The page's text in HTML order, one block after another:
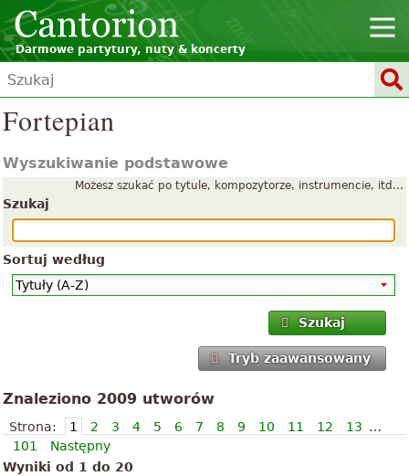
Darmowe partytury, nuty & koncerty
Fortepian
Wyszukiwanie podstawowe
Możesz szukać po tytule, kompozytorze, instrumencie, itd...
Szukaj
Sortuj według
Szukaj
Tryb zaawansowany
Znaleziono 2009 utworów
Strona: 1 2 3 4 5 6 7 8 9 10 11 12 13 …
101
Następny
Wyniki od 1 do 20